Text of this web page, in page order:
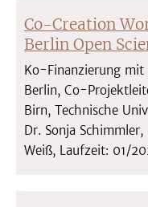
Co-Creation
Berlin Open
Ko-Finanzierung mit
Berlin, Co-
Birn, Technische
Dr. Sonja
Weiß, Laufzeit: 01/